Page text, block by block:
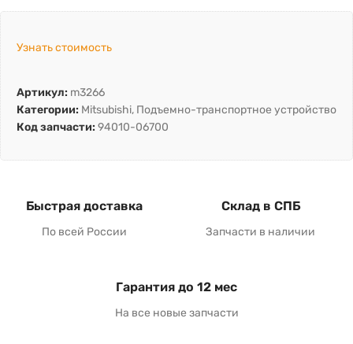
Узнать стоимость
Артикул: m3266
Категории: Mitsubishi, Подъемно-транспортное устройство
Код запчасти: 94010-06700
Быстрая доставка
По всей России
Склад в СПБ
Запчасти в наличии
Гарантия до 12 мес
На все новые запчасти